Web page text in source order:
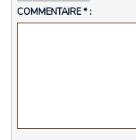
COMMENTAIRE * :